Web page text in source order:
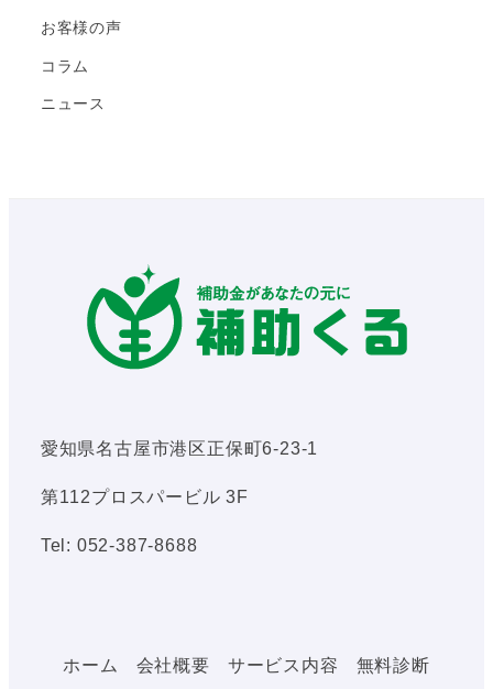
お客様の声
コラム
ニュース
愛知県名古屋市港区正保町6-23-1
第112プロスパービル 3F
Tel: 052-387-8688
ホーム 会社概要 サービス内容 無料診断